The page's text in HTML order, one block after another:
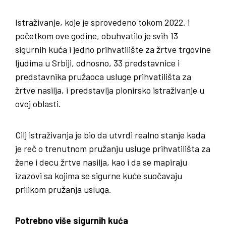
Istraživanje, koje je sprovedeno tokom 2022. i
početkom ove godine, obuhvatilo je svih 13
sigurnih kuća i jedno prihvatilište za žrtve trgovine
ljudima u Srbiji, odnosno, 33 predstavnice i
predstavnika pružaoca usluge prihvatilišta za
žrtve nasilja, i predstavlja pionirsko istraživanje u
ovoj oblasti.
Cilj istraživanja je bio da utvrdi realno stanje kada
je reč o trenutnom pružanju usluge prihvatilišta za
žene i decu žrtve nasilja, kao i da se mapiraju
izazovi sa kojima se sigurne kuće suočavaju
prilikom pružanja usluga.
Potrebno više sigurnih kuća